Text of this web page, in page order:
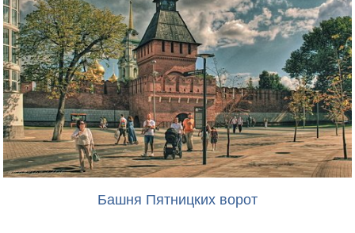
Башня Пятницких ворот